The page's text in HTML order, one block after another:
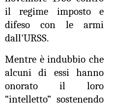
il regime imposto e
difeso con le armi
dall'URSS.
Mentre è indubbio che
alcuni di essi hanno
onorato il loro
“intelletto” sostenendo